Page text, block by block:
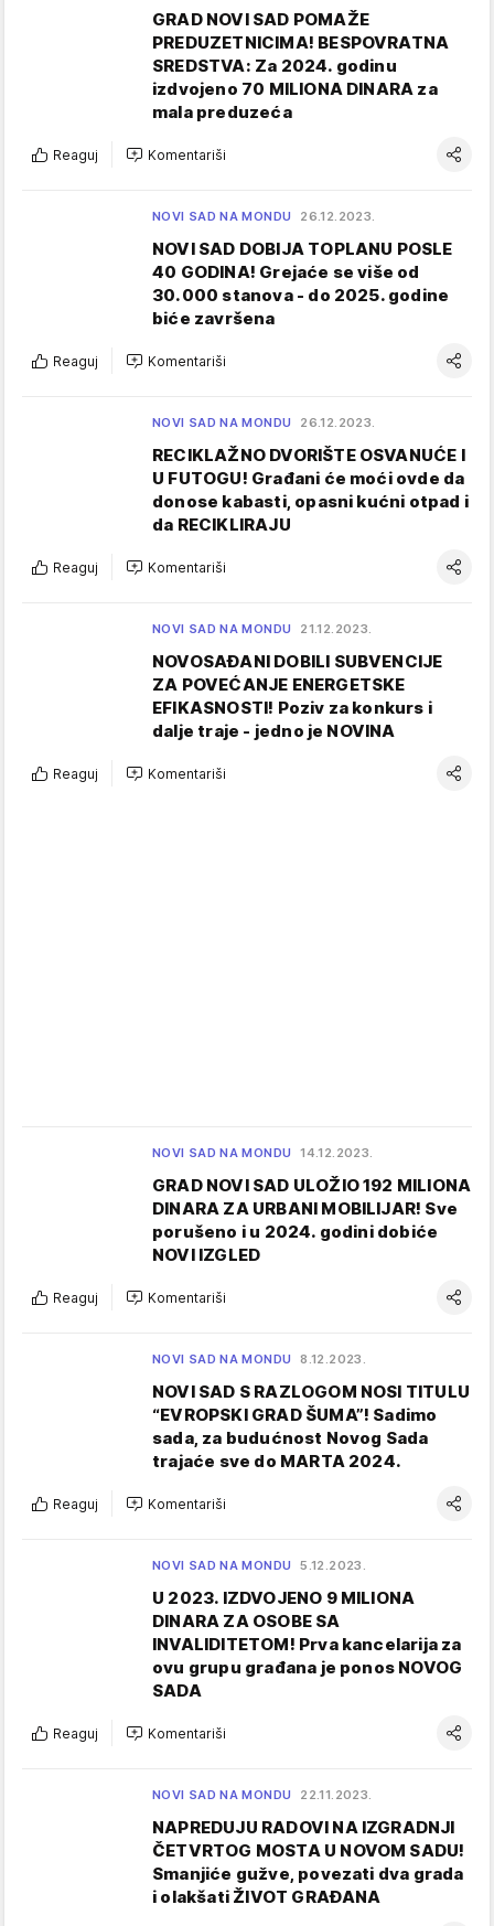
GRAD NOVI SAD POMAŽE
PREDUZETNICIMA! BESPOVRATNA
SREDSTVA: Za 2024. godinu
izdvojeno 70 MILIONA DINARA za
mala preduzeća
Reaguj Komentariši
NOVI SAD NA MONDU 26.12.2023.
NOVI SAD DOBIJA TOPLANU POSLE
40 GODINA! Grejaće se više od
30.000 stanova - do 2025. godine
biće završena
Reaguj Komentariši
NOVI SAD NA MONDU 26.12.2023.
RECIKLAŽNO DVORIŠTE OSVANUĆE I
U FUTOGU! Građani će moći ovde da
donose kabasti, opasni kućni otpad i
da RECIKLIRAJU
Reaguj Komentariši
NOVI SAD NA MONDU 21.12.2023.
NOVOSAĐANI DOBILI SUBVENCIJE
ZA POVEĆANJE ENERGETSKE
EFIKASNOSTI! Poziv za konkurs i
dalje traje - jedno je NOVINA
Reaguj Komentariši
NOVI SAD NA MONDU 14.12.2023.
GRAD NOVI SAD ULOŽIO 192 MILIONA
DINARA ZA URBANI MOBILIJAR! Sve
porušeno i u 2024. godini dobiće
NOVI IZGLED
Reaguj Komentariši
NOVI SAD NA MONDU 8.12.2023.
NOVI SAD S RAZLOGOM NOSI TITULU
“EVROPSKI GRAD ŠUMA”! Sadimo
sada, za budućnost Novog Sada
trajaće sve do MARTA 2024.
Reaguj Komentariši
NOVI SAD NA MONDU 5.12.2023.
U 2023. IZDVOJENO 9 MILIONA
DINARA ZA OSOBE SA
INVALIDITETOM! Prva kancelarija za
ovu grupu građana je ponos NOVOG
SADA
Reaguj Komentariši
NOVI SAD NA MONDU 22.11.2023.
NAPREDUJU RADOVI NA IZGRADNJI
ČETVRTOG MOSTA U NOVOM SADU!
Smanjiće gužve, povezati dva grada
i olakšati ŽIVOT GRAĐANA